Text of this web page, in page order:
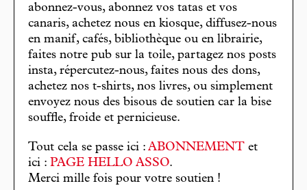
abonnez-vous, abonnez vos tatas et vos
canaris, achetez nous en kiosque, diffusez-nous
en manif, cafés, bibliothèque ou en librairie,
faites notre pub sur la toile, partagez nos posts
insta, répercutez-nous, faites nous des dons,
achetez nos t-shirts, nos livres, ou simplement
envoyez nous des bisous de soutien car la bise
souffle, froide et pernicieuse.
Tout cela se passe ici : ABONNEMENT et
ici : PAGE HELLO ASSO.
Merci mille fois pour votre soutien !